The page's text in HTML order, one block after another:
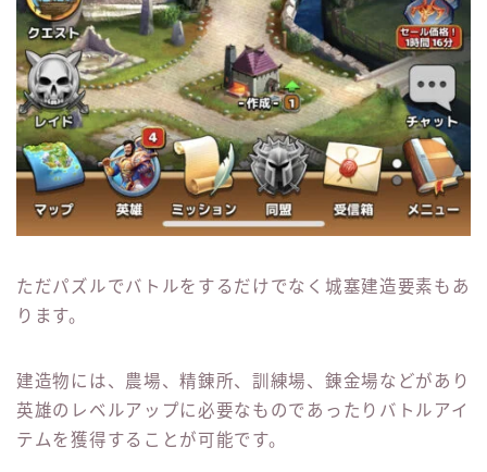
ただパズルでバトルをするだけでなく城塞建造要素もあ
ります。
建造物には、農場、精錬所、訓練場、錬金場などがあり
英雄のレベルアップに必要なものであったりバトルアイ
テムを獲得することが可能です。